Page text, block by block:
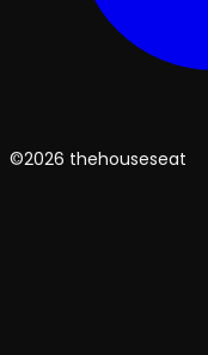
©2026 thehouseseat